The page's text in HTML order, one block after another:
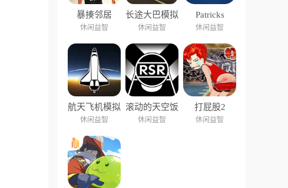
暴揍邻居
休闲益智
长途大巴模拟
器中文版
休闲益智
Patricks
Parabox
休闲益智
航天飞机模拟
器2
休闲益智
滚动的天空饭
制版
休闲益智
打屁股2
休闲益智